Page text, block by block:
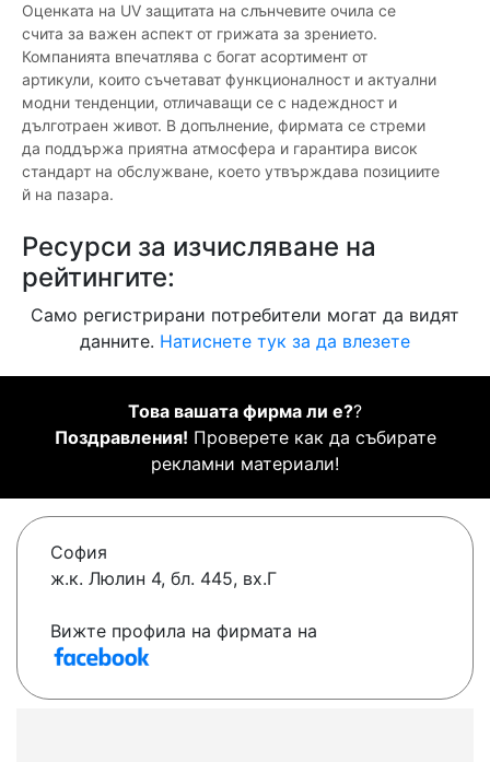
Оценката на UV защитата на слънчевите очила се
счита за важен аспект от грижата за зрението.
Компанията впечатлява с богат асортимент от
артикули, които съчетават функционалност и актуални
модни тенденции, отличаващи се с надеждност и
дълготраен живот. В допълнение, фирмата се стреми
да поддържа приятна атмосфера и гарантира висок
стандарт на обслужване, което утвърждава позициите
й на пазара.
Ресурси за изчисляване на
рейтингите:
Само регистрирани потребители могат да видят
данните. Натиснете тук за да влезете
Това вашата фирма ли е??
Поздравления! Проверете как да събирате
рекламни материали!
София
ж.к. Люлин 4, бл. 445, вх.Г
Вижте профила на фирмата на